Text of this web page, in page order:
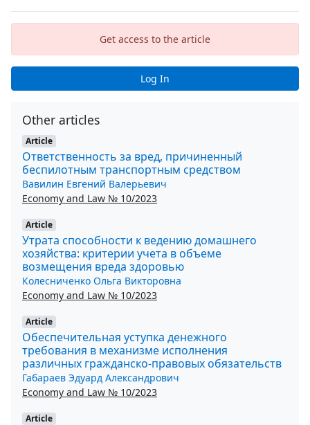
Get access to the article
Log In
Other articles
Article
Ответственность за вред, причиненный
беспилотным транспортным средством
Вавилин Евгений Валерьевич
Economy and Law № 10/2023
Article
Утрата способности к ведению домашнего
хозяйства: критерии учета в объеме
возмещения вреда здоровью
Колесниченко Ольга Викторовна
Economy and Law № 10/2023
Article
Обеспечительная уступка денежного
требования в механизме исполнения
различных гражданско-правовых обязательств
Габараев Эдуард Александрович
Economy and Law № 10/2023
Article